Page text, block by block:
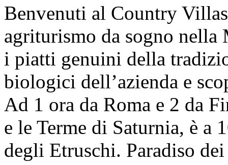
Benvenuti al Country
agriturismo da sogno nella
i piatti genuini della
biologici dell’azienda e
Ad 1 ora da Roma e 2 da
e le Terme di Saturnia, è a
degli Etruschi. Paradiso